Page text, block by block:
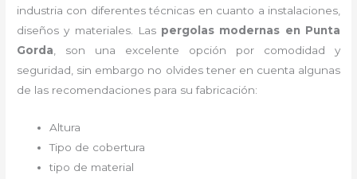
industria con diferentes técnicas en cuanto a instalaciones,
diseños y materiales. Las pergolas modernas en Punta
Gorda , son una excelente opción por comodidad y
seguridad, sin embargo no olvides tener en cuenta algunas
de las recomendaciones para su fabricación:
Altura
Tipo de cobertura
tipo de material